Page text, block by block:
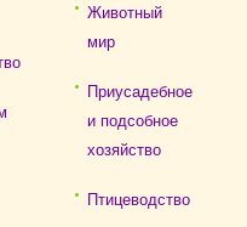
Животный
мир
Приусадебное
и подсобное
хозяйство
Птицеводство